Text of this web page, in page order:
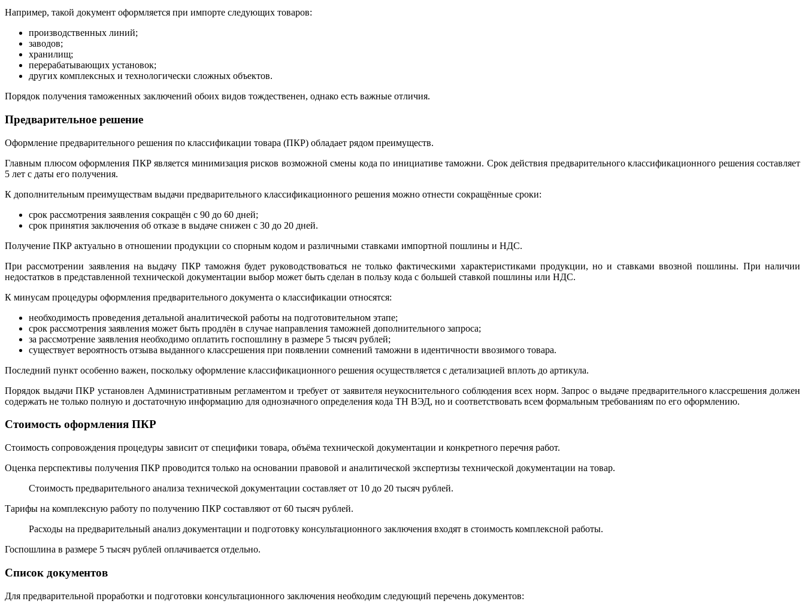
Например, такой документ оформляется при импорте следующих товаров:
производственных линий;
заводов;
хранилищ;
перерабатывающих установок;
других комплексных и технологически сложных объектов.
Порядок получения таможенных заключений обоих видов тождественен, однако есть важные отличия.
Предварительное решение
Оформление предварительного решения по классификации товара (ПКР) обладает рядом преимуществ.
Главным плюсом оформления ПКР является минимизация рисков возможной смены кода по инициативе таможни. Срок действия предварительного классификационного решения составляет
5 лет с даты его получения.
К дополнительным преимуществам выдачи предварительного классификационного решения можно отнести сокращённые сроки:
срок рассмотрения заявления сокращён с 90 до 60 дней;
срок принятия заключения об отказе в выдаче снижен с 30 до 20 дней.
Получение ПКР актуально в отношении продукции со спорным кодом и различными ставками импортной пошлины и НДС.
При рассмотрении заявления на выдачу ПКР таможня будет руководствоваться не только фактическими характеристиками продукции, но и ставками ввозной пошлины. При наличии
недостатков в представленной технической документации выбор может быть сделан в пользу кода с большей ставкой пошлины или НДС.
К минусам процедуры оформления предварительного документа о классификации относятся:
необходимость проведения детальной аналитической работы на подготовительном этапе;
срок рассмотрения заявления может быть продлён в случае направления таможней дополнительного запроса;
за рассмотрение заявления необходимо оплатить госпошлину в размере 5 тысяч рублей;
существует вероятность отзыва выданного классрешения при появлении сомнений таможни в идентичности ввозимого товара.
Последний пункт особенно важен, поскольку оформление классификационного решения осуществляется с детализацией вплоть до артикула.
Порядок выдачи ПКР установлен Административным регламентом и требует от заявителя неукоснительного соблюдения всех норм. Запрос о выдаче предварительного классрешения должен
содержать не только полную и достаточную информацию для однозначного определения кода ТН ВЭД, но и соответствовать всем формальным требованиям по его оформлению.
Стоимость оформления ПКР
Стоимость сопровождения процедуры зависит от специфики товара, объёма технической документации и конкретного перечня работ.
Оценка перспективы получения ПКР проводится только на основании правовой и аналитической экспертизы технической документации на товар.
Стоимость предварительного анализа технической документации составляет от 10 до 20 тысяч рублей.
Тарифы на комплексную работу по получению ПКР составляют от 60 тысяч рублей.
Расходы на предварительный анализ документации и подготовку консультационного заключения входят в стоимость комплексной работы.
Госпошлина в размере 5 тысяч рублей оплачивается отдельно.
Список документов
Для предварительной проработки и подготовки консультационного заключения необходим следующий перечень документов: